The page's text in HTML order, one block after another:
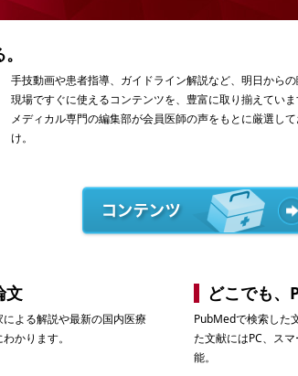
手技動画や患者指導、ガイドライン解説など、明日から
現場ですぐに使えるコンテンツを、豊富に取り揃えていま
メディカル専門の編集部が会員医師の声をもとに厳選し
け。
文
よる解説や最新の国内医療
かります。
どこでも
PubMedで検索した
た文献にはPC、ス
能。